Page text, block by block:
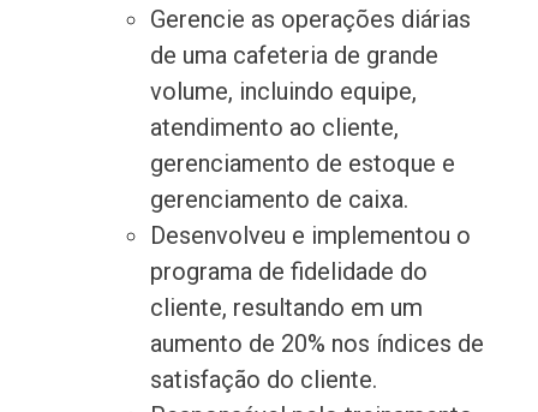
Gerencie as operações diárias
de uma cafeteria de grande
volume, incluindo equipe,
atendimento ao cliente,
gerenciamento de estoque e
gerenciamento de caixa.
Desenvolveu e implementou o
programa de fidelidade do
cliente, resultando em um
aumento de 20% nos índices de
satisfação do cliente.